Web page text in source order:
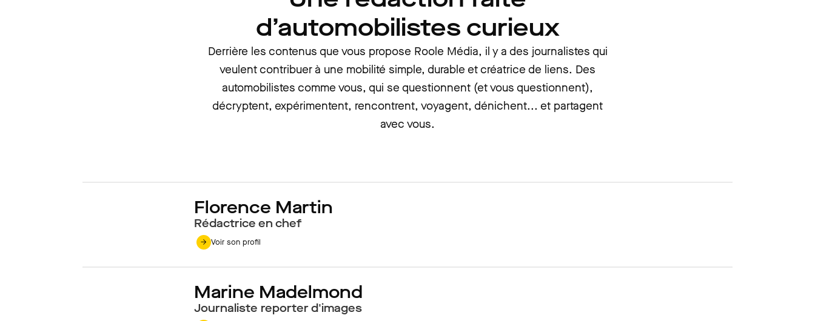
d’automobilistes curieux
Derrière les contenus que vous propose Roole Média, il y a des journalistes qui
veulent contribuer à une mobilité simple, durable et créatrice de liens. Des
automobilistes comme vous, qui se questionnent (et vous questionnent),
décryptent, expérimentent, rencontrent, voyagent, dénichent... et partagent
avec vous.
Florence Martin
Rédactrice en chef
Voir son profil
Marine Madelmond
Journaliste reporter d'images